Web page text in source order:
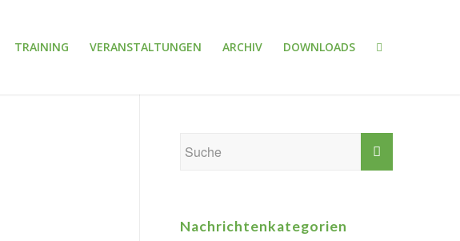
TRAINING VERANSTALTUNGEN ARCHIV DOWNLOADS
Nachrichtenkategorien